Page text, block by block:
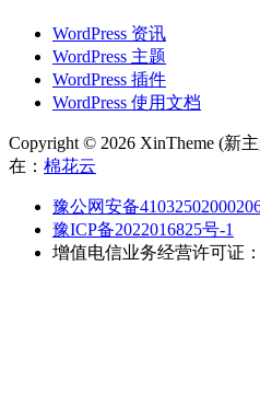
WordPress 资讯
WordPress 主题
WordPress 插件
WordPress 使用文档
Copyright © 2026 XinTheme (新
在： 棉花云
豫公网安备
豫ICP备2022016825号-1
增值电信业务经营许可证